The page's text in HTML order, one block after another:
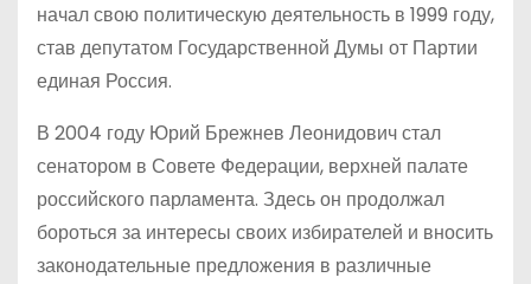
начал свою политическую деятельность в 1999 году,
став депутатом Государственной Думы от Партии
единая Россия.
В 2004 году Юрий Брежнев Леонидович стал
сенатором в Совете Федерации, верхней палате
российского парламента. Здесь он продолжал
бороться за интересы своих избирателей и вносить
законодательные предложения в различные